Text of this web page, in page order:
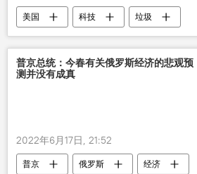
美国 科技 垃圾
普京总统：今春有关俄罗斯经济的悲观预
测并没有成真
2022年6月17日, 21:52
普京 俄罗斯 经济